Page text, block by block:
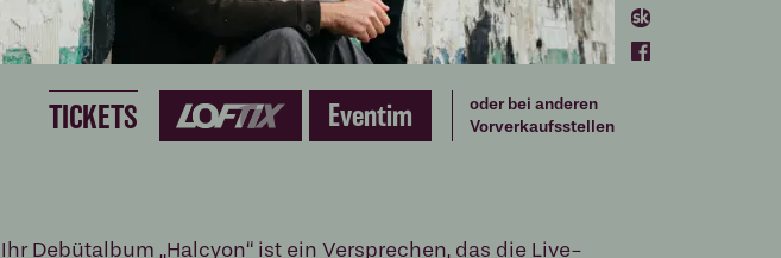
TICKETS Eventim oder bei anderen
Vorverkaufsstellen
Ihr Debütalbum „Halcyon“ ist ein Versprechen, das die Live-